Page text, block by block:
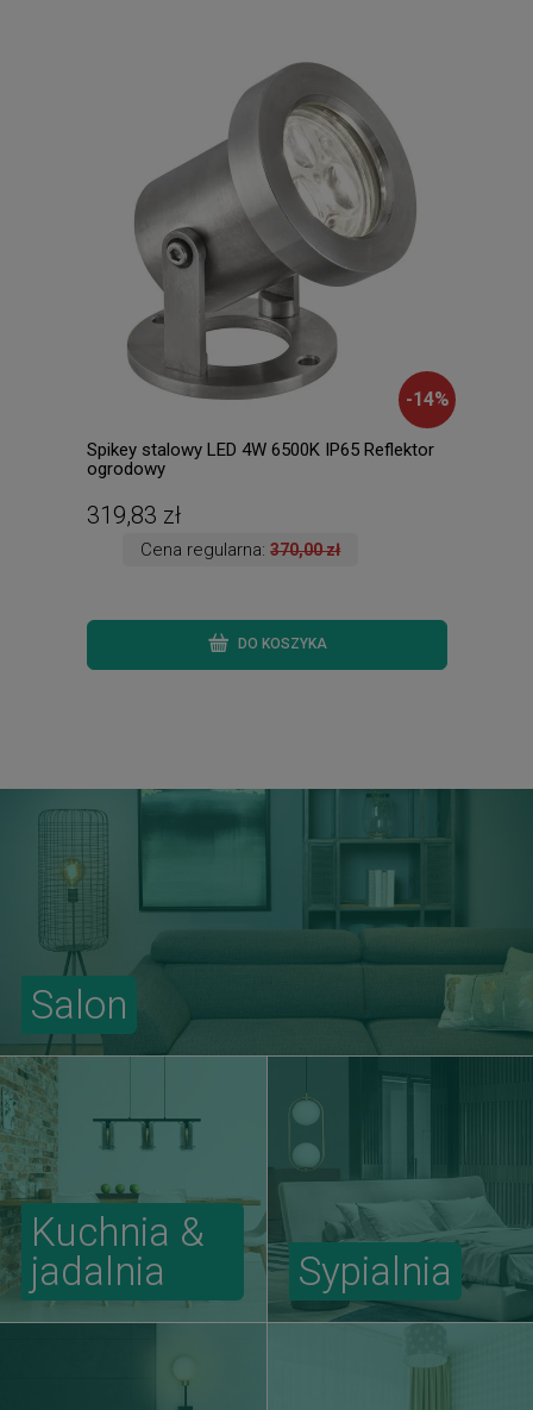
-14%
Spikey stalowy LED 4W 6500K IP65 Reflektor
ogrodowy
319,83 zł
Cena regularna:370,00 zł
DO KOSZYKA
Salon
Kuchnia &
jadalnia
Sypialnia